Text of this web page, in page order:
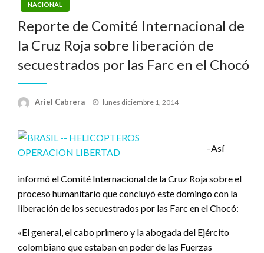
NACIONAL
Reporte de Comité Internacional de
la Cruz Roja sobre liberación de
secuestrados por las Farc en el Chocó
Ariel Cabrera
Publicado
lunes diciembre 1, 2014
–Así
informó el Comité Internacional de la Cruz Roja sobre el
proceso humanitario que concluyó este domingo con la
liberación de los secuestrados por las Farc en el Chocó:
«El general, el cabo primero y la abogada del Ejército
colombiano que estaban en poder de las Fuerzas